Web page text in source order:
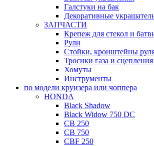
Галстуки на бак
Декоративные
ЗАПЧАСТИ
Крепеж для стекол и
Рули
Стойки, кронштейны
Тросики газа и сцепления
Хомуты
Инструменты
по модели круизера или чоппера
HONDA
Black Shadow
Black Widow 750 DC
CB 250
CB 750
CBF 250